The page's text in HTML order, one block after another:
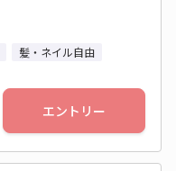
髪・ネイル自由
エントリー